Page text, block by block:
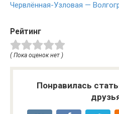
Червлённая-Узловая —
Рейтинг
( Пока оценок нет )
Понравилась